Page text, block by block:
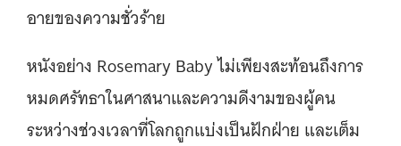
อายของความชั่วร้าย
หนังอย่าง Rosemary Baby ไม่เพียงสะท้อนถึงการ
หมดศรัทธาในศาสนาและความดีงามของผู้คน
ระหว่างช่วงเวลาที่โลกถูกแบ่งเป็นฝักฝ่าย และเต็ม